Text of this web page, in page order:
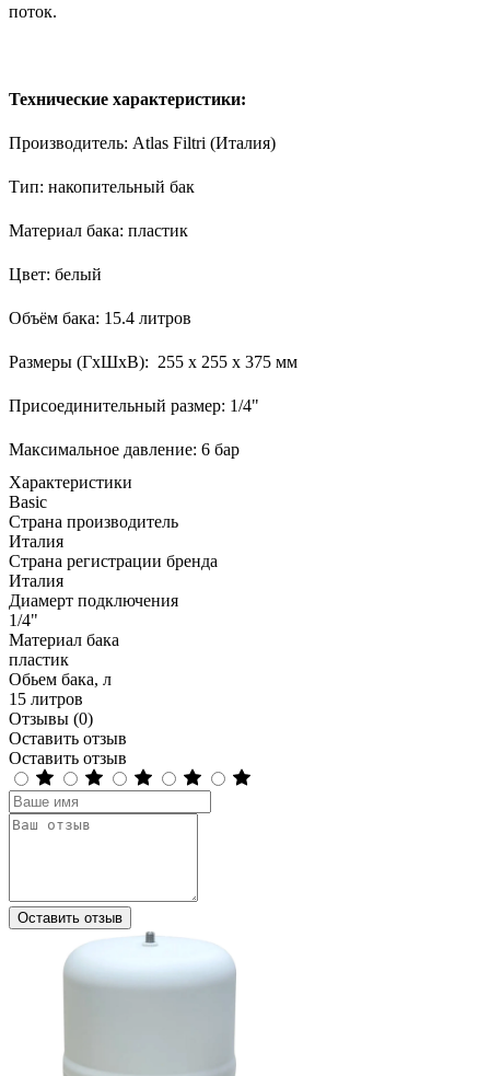
поток.
Технические характеристики:
Производитель: Atlas Filtri (Италия)
Тип: накопительный бак
Материал бака: пластик
Цвет: белый
Объём бака: 15.4 литров
Размеры (ГxШxВ): 255 x 255 x 375 мм
Присоединительный размер: 1/4"
Максимальное давление: 6 бар
Характеристики
Basic
Страна производитель
Италия
Страна регистрации бренда
Италия
Диамерт подключения
1/4"
Материал бака
пластик
Обьем бака, л
15 литров
Отзывы (0)
Оставить отзыв
Оставить отзыв
Оставить отзыв